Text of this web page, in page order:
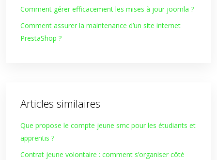
Comment gérer efficacement les mises à jour joomla ?
Comment assurer la maintenance d’un site internet
PrestaShop ?
Articles similaires
Que propose le compte jeune smc pour les étudiants et
apprentis ?
Contrat jeune volontaire : comment s’organiser côté